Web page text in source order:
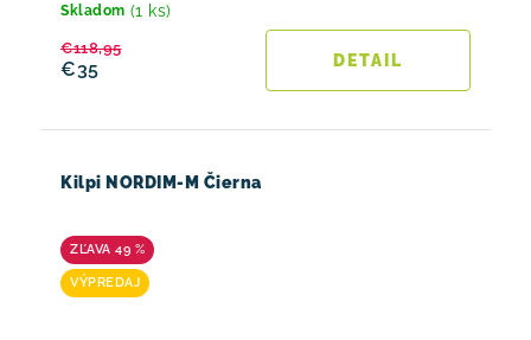
Skladom (1 ks)
€35
€118,95
DETAIL
Kilpi NORDIM-M Čierna
49 %
VÝPREDAJ